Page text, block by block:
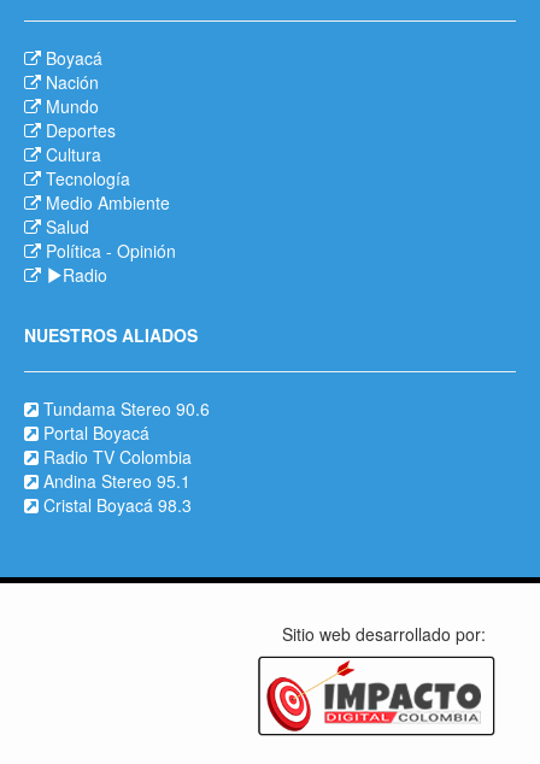
Boyacá
Nación
Mundo
Deportes
Cultura
Tecnología
Medio Ambiente
Salud
Política - Opinión
Radio
NUESTROS ALIADOS
Tundama Stereo 90.6
Portal Boyacá
Radio TV Colombia
Andina Stereo 95.1
Cristal Boyacá 98.3
Sitio web desarrollado por: